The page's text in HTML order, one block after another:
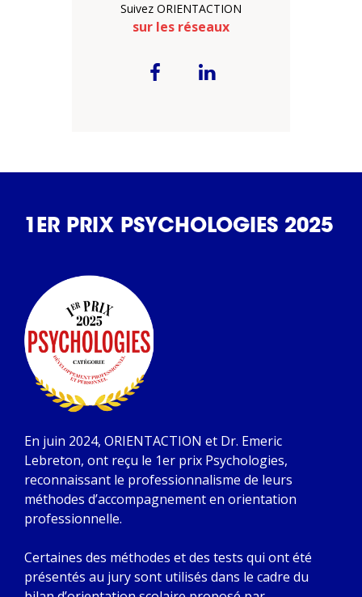
Suivez ORIENTACTION
sur les réseaux
1ER PRIX PSYCHOLOGIES 2025
En juin 2024, ORIENTACTION et Dr. Emeric
Lebreton, ont reçu le 1er prix Psychologies,
reconnaissant le professionnalisme de leurs
méthodes d’accompagnement en orientation
professionnelle.
Certaines des méthodes et des tests qui ont été
présentés au jury sont utilisés dans le cadre du